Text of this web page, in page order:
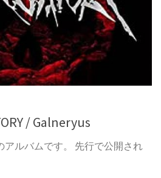
/ Galneryus
アルバムです。 先行で公開され